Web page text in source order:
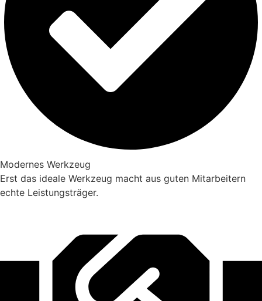
Modernes Werkzeug
Erst das ideale Werkzeug macht aus guten Mitarbeitern
echte Leistungsträger.